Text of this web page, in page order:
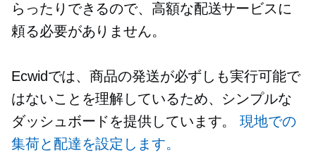
らったりできるので、高額な配送サービスに
頼る必要がありません。
Ecwidでは、商品の発送が必ずしも実行可能で
はないことを理解しているため、シンプルな
ダッシュボードを提供しています。現地での
集荷と配達を設定します。